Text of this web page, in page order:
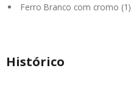
Ferro Branco com cromo (1)
Histórico